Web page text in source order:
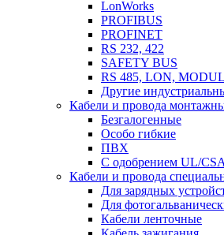
LonWorks
PROFIBUS
PROFINET
RS 232, 422
SAFETY BUS
RS 485, LON,
Другие
Кабели и провода
Безгалогенные
Особо гибкие
ПВХ
С одобрением UL/CSA
Кабели и провода
Для зарядных
Для
Кабели ленточные